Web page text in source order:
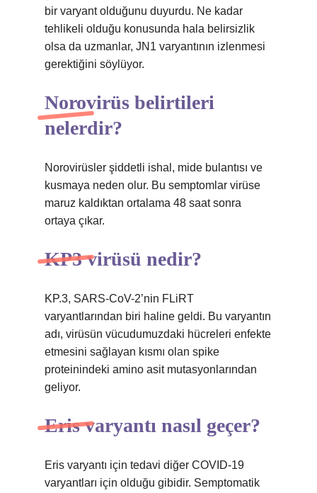
bir varyant olduğunu duyurdu. Ne kadar
tehlikeli olduğu konusunda hala belirsizlik
olsa da uzmanlar, JN1 varyantının izlenmesi
gerektiğini söylüyor.
Norovirüs belirtileri
nelerdir?
Norovirüsler şiddetli ishal, mide bulantısı ve
kusmaya neden olur. Bu semptomlar virüse
maruz kaldıktan ortalama 48 saat sonra
ortaya çıkar.
KP3 virüsü nedir?
KP.3, SARS-CoV-2’nin FLiRT
varyantlarından biri haline geldi. Bu varyantın
adı, virüsün vücudumuzdaki hücreleri enfekte
etmesini sağlayan kısmı olan spike
proteinindeki amino asit mutasyonlarından
geliyor.
Eris varyantı nasıl geçer?
Eris varyantı için tedavi diğer COVID-19
varyantları için olduğu gibidir. Semptomatik